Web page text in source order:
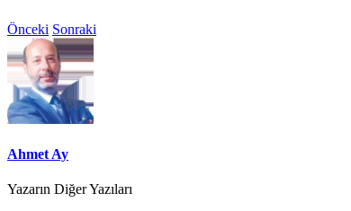
Önceki Sonraki
Ahmet Ay
Yazarın Diğer Yazıları